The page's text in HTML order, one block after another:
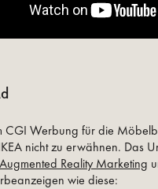
CGI Werbung für die
nicht zu erwähnen. Das
Augmented Reality Marketing
wie diese: